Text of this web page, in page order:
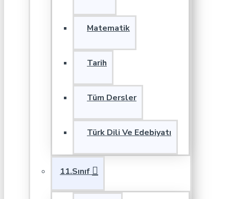
Matematik
Tarih
Tüm Dersler
Türk Dili Ve Edebiyatı
11.Sınıf